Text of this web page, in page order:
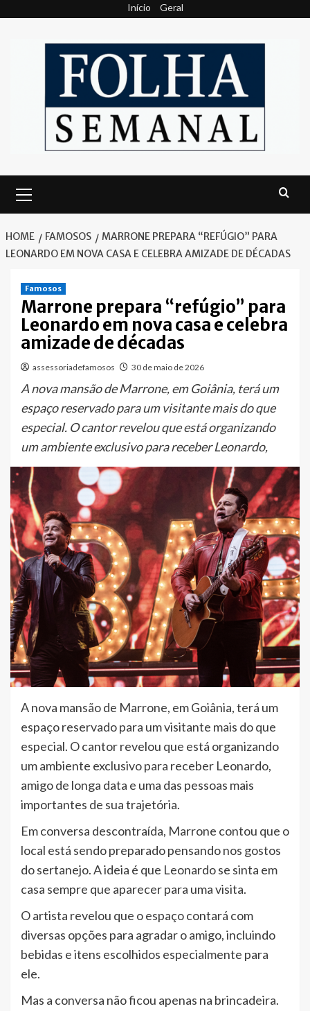
Início Geral
Menu
HOME FAMOSOS
MARRONE PREPARA “REFÚGIO” PARA
LEONARDO EM NOVA CASA E CELEBRA AMIZADE DE DÉCADAS
Famosos
Marrone prepara “refúgio” para
Leonardo em nova casa e celebra
amizade de décadas
assessoriadefamosos 30 de maio de 2026
A nova mansão de Marrone, em Goiânia, terá um
espaço reservado para um visitante mais do que
especial. O cantor revelou que está organizando
um ambiente exclusivo para receber Leonardo,
A nova mansão de Marrone, em Goiânia, terá um
espaço reservado para um visitante mais do que
especial. O cantor revelou que está organizando
um ambiente exclusivo para receber Leonardo,
amigo de longa data e uma das pessoas mais
importantes de sua trajetória.
Em conversa descontraída, Marrone contou que o
local está sendo preparado pensando nos gostos
do sertanejo. A ideia é que Leonardo se sinta em
casa sempre que aparecer para uma visita.
O artista revelou que o espaço contará com
diversas opções para agradar o amigo, incluindo
bebidas e itens escolhidos especialmente para
ele.
Mas a conversa não ficou apenas na brincadeira.